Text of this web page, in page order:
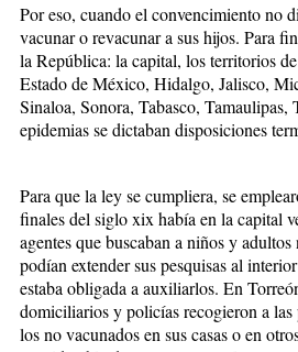
Por eso, cuando el convencimiento no
vacunar o revacunar a sus hijos. Para
la República: la capital, los territorios
Estado de México, Hidalgo, Jalisco,
Sinaloa, Sonora, Tabasco,
epidemias se dictaban disposiciones
Para que la ley se cumpliera, se
finales del siglo xix había en la capital
agentes que buscaban a niños y
podían extender sus pesquisas al
estaba obligada a auxiliarlos. En
domiciliarios y policías recogieron a las
los no vacunados en sus casas o en